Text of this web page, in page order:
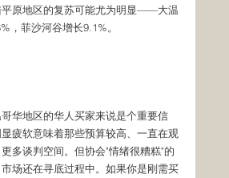
平原地区的复苏可能尤为明显——大温
，菲沙河谷增长9.1%。
地区的华人买家来说是个重要信
疲软意味着那些预算较高、一直在观
多谈判空间。但协会"情绪很糟糕"的
场还在寻底过程中。如果你是刚需买